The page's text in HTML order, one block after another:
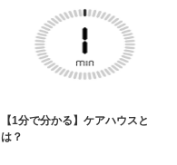
【1分で分かる】ケアハウスと
は？